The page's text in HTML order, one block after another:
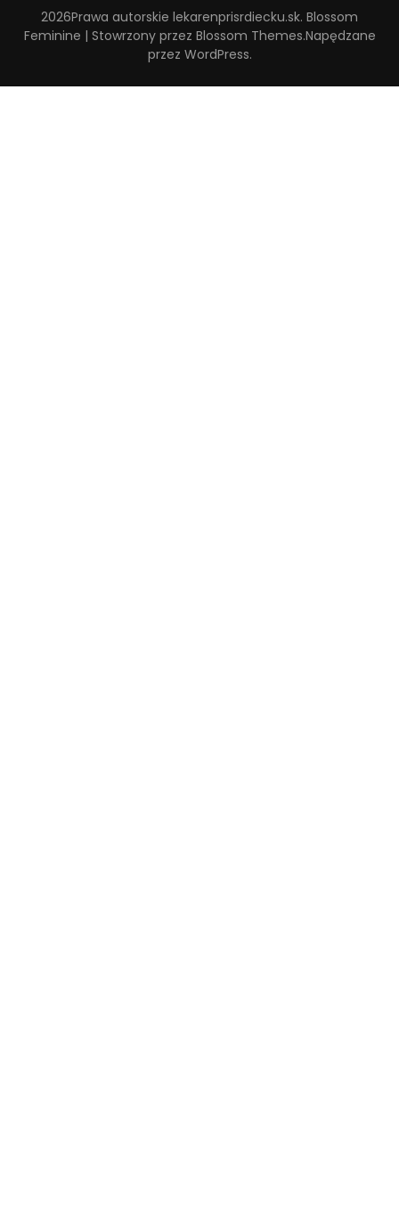
2026Prawa autorskie lekarenprisrdiecku.sk. Blossom
Feminine | Stowrzony przez Blossom Themes.Napędzane
przez WordPress.